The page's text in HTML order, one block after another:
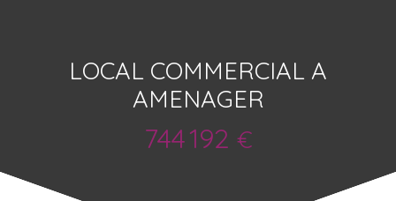
LOCAL COMMERCIAL A
AMENAGER
744 192 €